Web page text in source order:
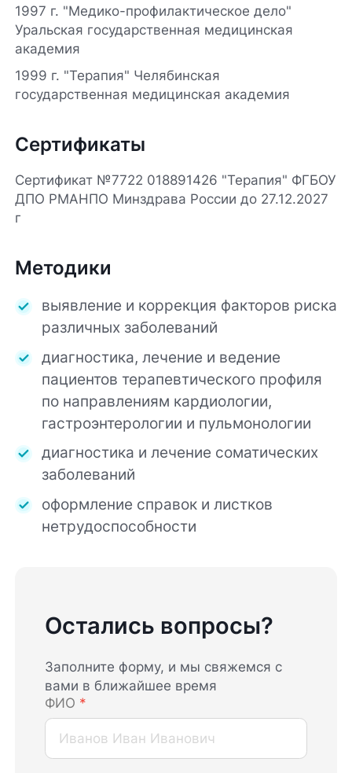
1997 г. "Медико-профилактическое дело"
Уральская государственная медицинская
академия
1999 г. "Терапия" Челябинская
государственная медицинская академия
Сертификаты
Сертификат №7722 018891426 "Терапия" ФГБОУ
ДПО РМАНПО Минздрава России до 27.12.2027
г
Методики
выявление и коррекция факторов риска
различных заболеваний
диагностика, лечение и ведение
пациентов терапевтического профиля
по направлениям кардиологии,
гастроэнтерологии и пульмонологии
диагностика и лечение соматических
заболеваний
оформление справок и листков
нетрудоспособности
Остались вопросы?
Заполните форму, и мы свяжемся с
вами в ближайшее время
ФИО *